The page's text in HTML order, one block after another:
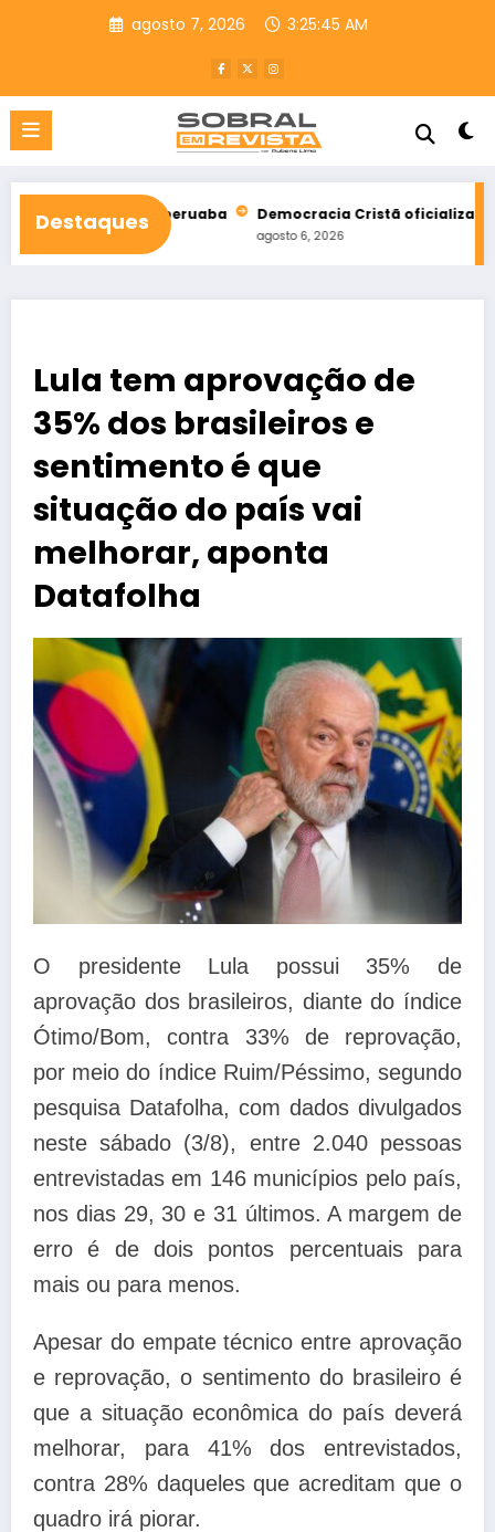
agosto 7, 2026 3:25:46 AM
Destaques
Taperuaba Democracia Cristã oficializa apoio a Ciro
agosto 6, 2026
Lula tem aprovação de
35% dos brasileiros e
sentimento é que
situação do país vai
melhorar, aponta
Datafolha
O presidente Lula possui 35% de
aprovação dos brasileiros, diante do índice
Ótimo/Bom, contra 33% de reprovação,
por meio do índice Ruim/Péssimo, segundo
pesquisa Datafolha, com dados divulgados
neste sábado (3/8), entre 2.040 pessoas
entrevistadas em 146 municípios pelo país,
nos dias 29, 30 e 31 últimos. A margem de
erro é de dois pontos percentuais para
mais ou para menos.
Apesar do empate técnico entre aprovação
e reprovação, o sentimento do brasileiro é
que a situação econômica do país deverá
melhorar, para 41% dos entrevistados,
contra 28% daqueles que acreditam que o
quadro irá piorar.